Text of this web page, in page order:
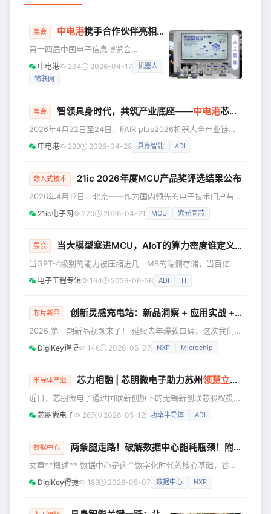
展会 中电港携手合作伙伴亮相CITE2026，以“AI+”为核心，解锁全领域元器件创新图景
第十四届中国电子信息博览会
（CITE2026）于4月9日-11日在深圳会
展中心（福田）举行。本届展会以“新技
示电子信息全产业链创新成果。行业领
先的元器件应用创新与现代供应链综合
服务平台中电港，携ADI、瑞萨、高通、
NVIDIA、NXP、Molex、Microchip、
芯等核心合作伙伴，
中电港 234 2026-04-17
机器人
物联网
展会 智领具身时代，共筑产业底座——中电港芯查查亮相FAIR plus2026
2026年4月22日至24日，FAIR plus2026机器人全产业链接
会在深圳会展中心（福田）9号馆盛大启幕。本届展会有优必
接平台之一。中电港（股票代码：001287.SZ）芯查查重磅亮
市机器人协会主办了"下一代机器人智能核心——'
中电港 229 2026-04-28 具身智能 ADI
嵌入式技术 21ic 2026年度MCU产品奖评选结果公布
2026年4月17日，北京——作为国内领先的电子技术门户与工
程师社区，21ic电子网今日正式公布“21ic 2026年度MCU产
底层技术演进与应用长板，划分为多个专业赛道，旨在为广大
产品的量化参数（如主频、功耗、环路延迟、采样精度等
21ic电子网 270 2026-04-21 MCU 紫光同芯
展会 当大模型塞进MCU，AIoT的算力密度谁定义？
当GPT-4级别的能力被压缩进几十MB的端侧存储，当百亿参
数大模型在Cortex-M系列MCU上实现实时推理，当TinyML
的是"算力密度"的军备竞赛。联发科把端侧智能体能力做成可
实时控制灵巧手，芯片厂商正在重新
电子工程专辑 164 2026-06-26 ADI TI
芯片新品 创新灵感充电站：新品洞察 + 应用实战 + 反馈有好礼！
2026 第一期新品视频来了！ 延续去年爆款口碑，这次我们带
来了更硬核的技术干货。无论您是深耕电源管理，还是在布局
智能边缘与机器人应用，这里都有您要的解决方案。 为什么
懂 场景化拆解：从高性能到低功耗，从安全设计到高可靠
创新落地少走弯路 2026**第一期精选新品视频精选** 多相
Bu
DigiKey得捷 146 2026-05-07 NXP Microchip
半导体产业 芯力相融 | 芯朋微电子助力苏州领慧立芯
近日，芯朋微电子通过国联新创旗下的无锡新创联芯股权投资
合伙企业(有限合伙)(以下简称“联芯基金”)成功助力苏州领慧
机构和下游产业方共同参与，此次投资旨在助推领慧立芯高精
大及市场拓展，进一步助力领慧立芯巩固在高精度信号链芯片
领域的
芯朋微电子 267 2026-05-12 功率半导体 ADI
数据中心 两条腿走路！破解数据中心能耗瓶颈！附完整报告
文章**概述** 数据中心是这个数字化时代的核心基础，谷
歌、亚马逊、脸书（Meta）、英伟达等科技巨头都需要数据
中心的强大算力支持。然而，随着生成式AI的兴起，数据中心
DigiKey得捷 189 2026-05-07 数据中心 NXP